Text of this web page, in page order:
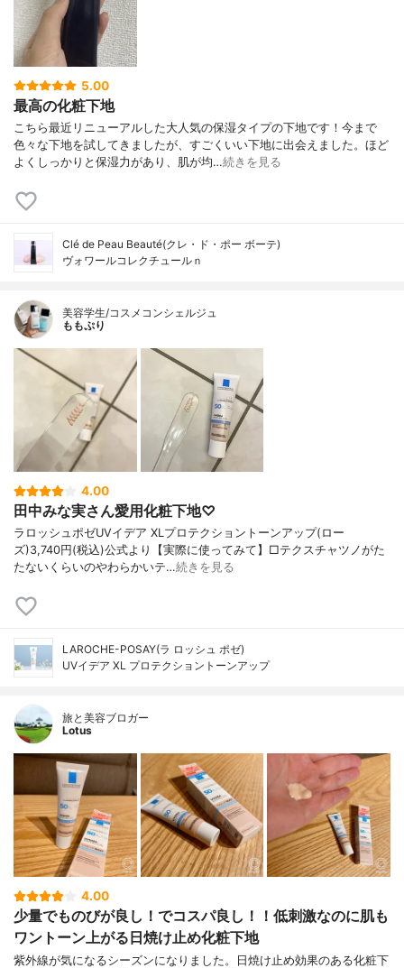
5.00
最高の化粧下地
こちら最近リニューアルした大人気の保湿タイプの下地です！今まで
色々な下地を試してきましたが、すごくいい下地に出会えました。ほど
よくしっかりと保湿力があり、肌が均…続きを見る
Clé de Peau Beauté(クレ・ド・ポー ボーテ)
ヴォワールコレクチュールｎ
美容学生/コスメコンシェルジュ
ももぷり
4.00
田中みな実さん愛用化粧下地♡
ラロッシュポゼUVイデア XLプロテクショントーンアップ(ロー
ズ)3,740円(税込)公式より【実際に使ってみて】□テクスチャツノがた
たないくらいのやわらかいテ…続きを見る
LAROCHE-POSAY(ラ ロッシュ ポゼ)
UVイデア XL プロテクショントーンアップ
旅と美容ブロガー
Lotus
4.00
少量でものびが良し！でコスパ良し！！低刺激なのに肌も
ワントーン上がる日焼け止め化粧下地
紫外線が気になるシーズンになりました。日焼け止め効果のある化粧下